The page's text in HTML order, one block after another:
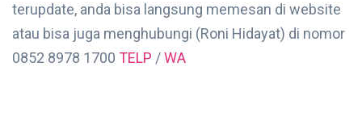
terupdate, anda bisa langsung memesan di website
atau bisa juga menghubungi (Roni Hidayat) di nomor
0852 8978 1700 TELP /WA